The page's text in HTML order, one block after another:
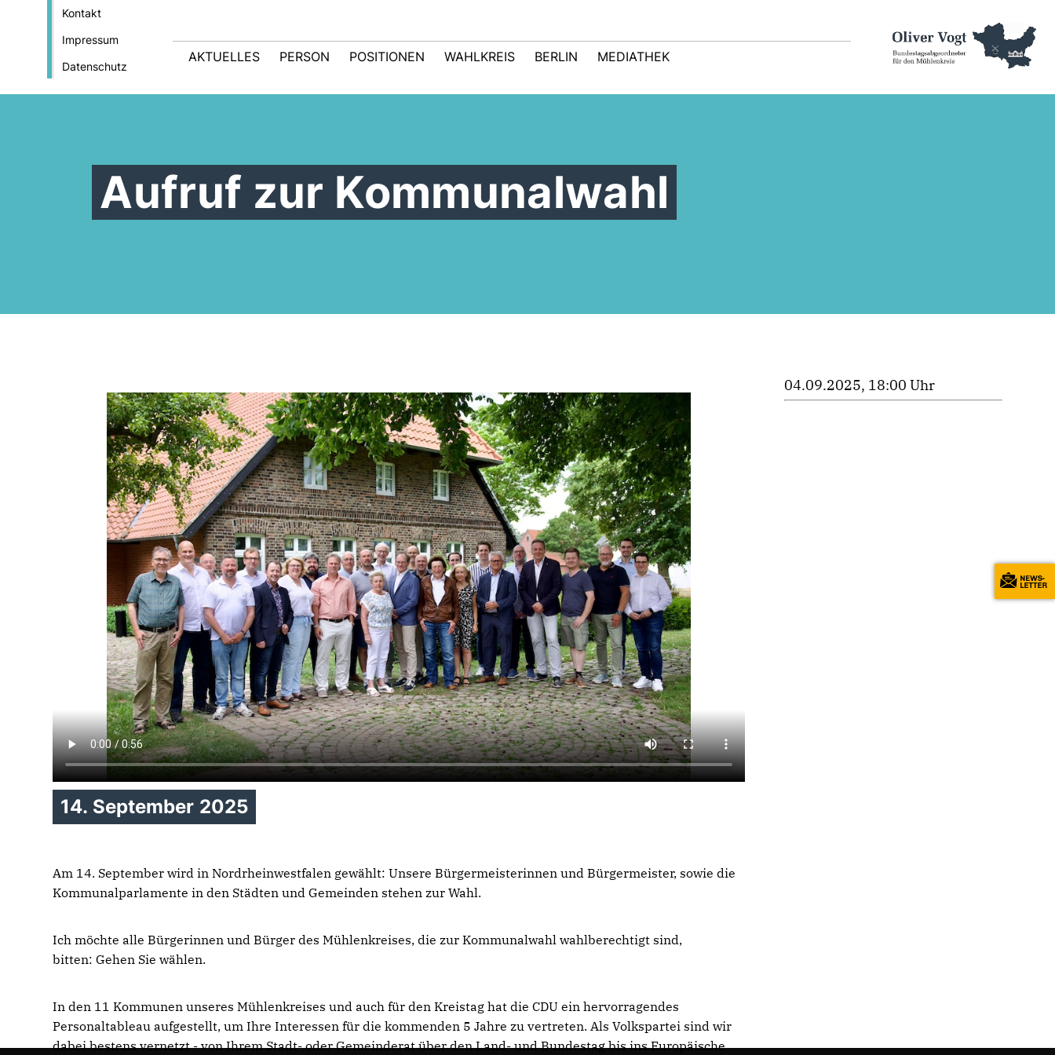
Kontakt
Impressum
Datenschutz
AKTUELLES PERSON POSITIONEN WAHLKREIS BERLIN MEDIATHEK
Aufruf zur Kommunalwahl
14. September 2025
Am 14. September wird in Nordrheinwestfalen gewählt: Unsere Bürgermeisterinnen und Bürgermeister, sowie die
Kommunalparlamente in den Städten und Gemeinden stehen zur Wahl.
Ich möchte alle Bürgerinnen und Bürger des Mühlenkreises, die zur Kommunalwahl wahlberechtigt sind,
bitten: Gehen Sie wählen.
In den 11 Kommunen unseres Mühlenkreises und auch für den Kreistag hat die CDU ein hervorragendes
Personaltableau aufgestellt, um Ihre Interessen für die kommenden 5 Jahre zu vertreten. Als Volkspartei sind wir
dabei bestens vernetzt - von Ihrem Stadt- oder Gemeinderat über den Land- und Bundestag bis ins Europäische
04.09.2025, 18:00 Uhr